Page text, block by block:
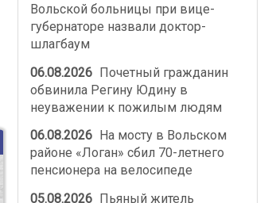
Вольской больницы при вице-
губернаторе назвали доктор-
шлагбаум
06.08.2026 Почетный гражданин
обвинила Регину Юдину в
неуважении к пожилым людям
06.08.2026
На мосту в Вольском
районе «Логан» сбил 70-летнего
пенсионера на велосипеде
05.08.2026 Пьяный житель